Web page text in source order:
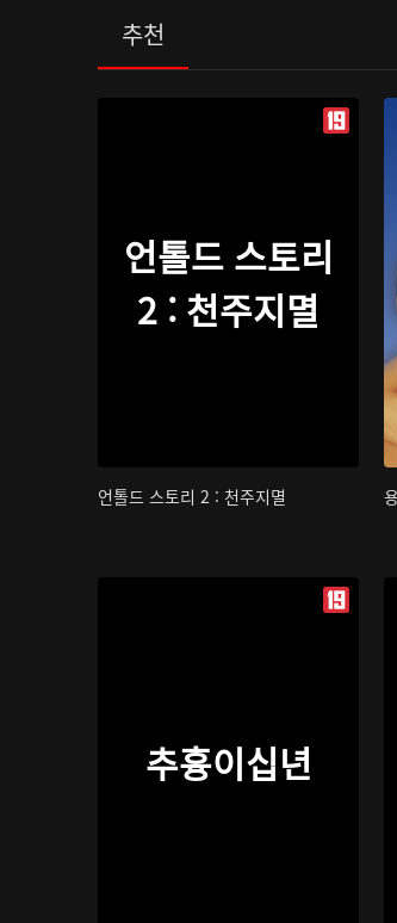
추천
언톨드 스토리
2 : 천주지멸
언톨드 스토리 2 : 천주지멸
추흉이십년